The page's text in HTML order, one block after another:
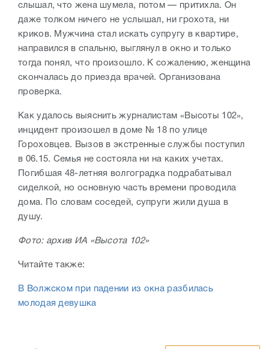
слышал, что жена шумела, потом — притихла. Он
даже толком ничего не услышал, ни грохота, ни
криков. Мужчина стал искать супругу в квартире,
направился в спальню, выглянул в окно и только
тогда понял, что произошло. К сожалению, женщина
скончалась до приезда врачей. Организована
проверка.
Как удалось выяснить журналистам «Высоты 102»,
инцидент произошел в доме № 18 по улице
Гороховцев. Вызов в экстренные службы поступил
в 06.15. Семья не состояла ни на каких учетах.
Погибшая 48-летняя волгоградка подрабатывал
сиделкой, но основную часть времени проводила
дома. По словам соседей, супруги жили душа в
душу.
Фото: архив ИА «Высота 102»
Читайте также:
В Волжском при падении из окна разбилась
молодая девушка